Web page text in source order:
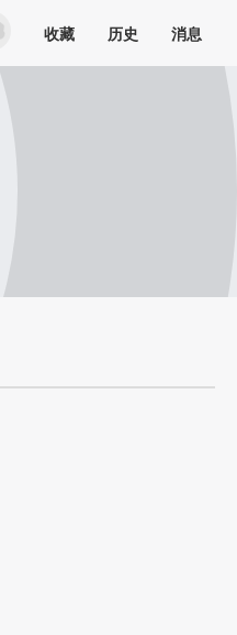
收藏 历史 消息